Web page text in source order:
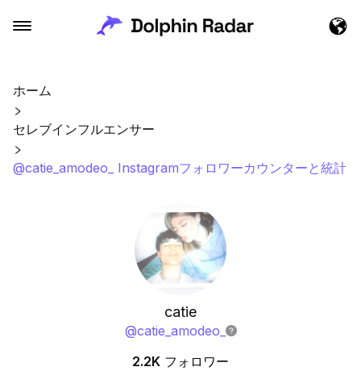
ホーム
セレブインフルエンサー
@catie_amodeo_ Instagramフォロワーカウンターと統計
catie
@catie_amodeo_
2.2K フォロワー